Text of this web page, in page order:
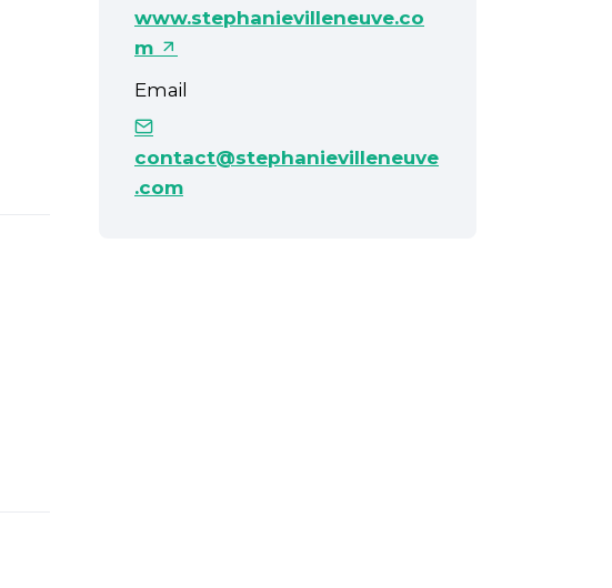
www.stephanievilleneuve.co
m
Email
contact@stephanievilleneuve
.com